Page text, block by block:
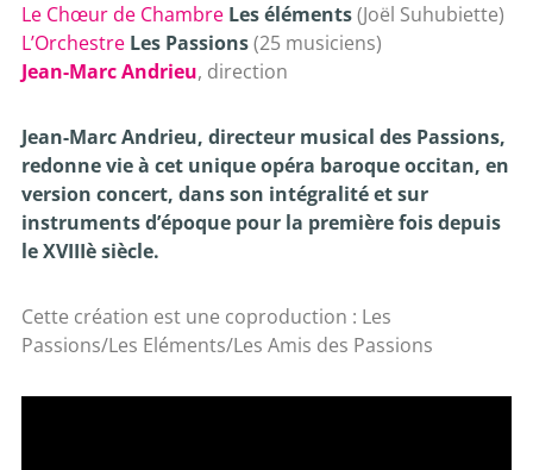
Le Chœur de Chambre Les éléments(Joël Suhubiette)
L’Orchestre Les Passions(25 musiciens)
Jean-Marc Andrieu, direction
Jean-Marc Andrieu, directeur musical des Passions,
redonne vie à cet unique opéra baroque occitan, en
version concert, dans son intégralité et sur
instruments d’époque pour la première fois depuis
le XVIIIè siècle.
Cette création est une coproduction : Les
Passions/Les Eléments/Les Amis des Passions